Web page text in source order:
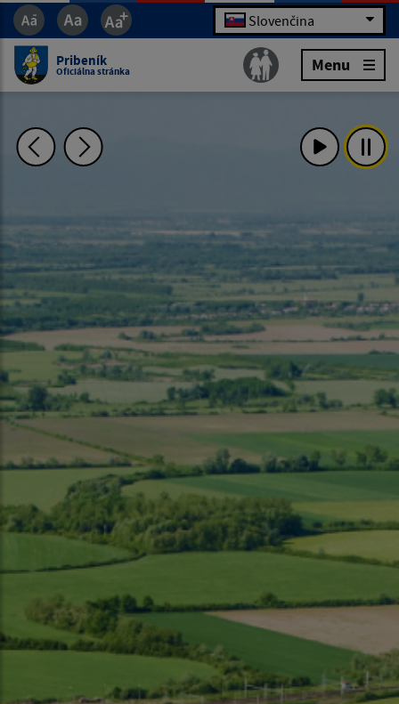
Slovenčina
Pribeník
Oficiálna stránka Menu